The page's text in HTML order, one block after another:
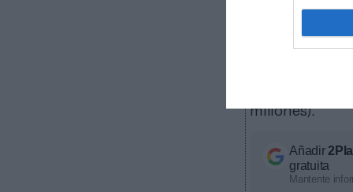
millones de
derivada del
Madrid, que
millones).
Añadir
gratuita
Mantente